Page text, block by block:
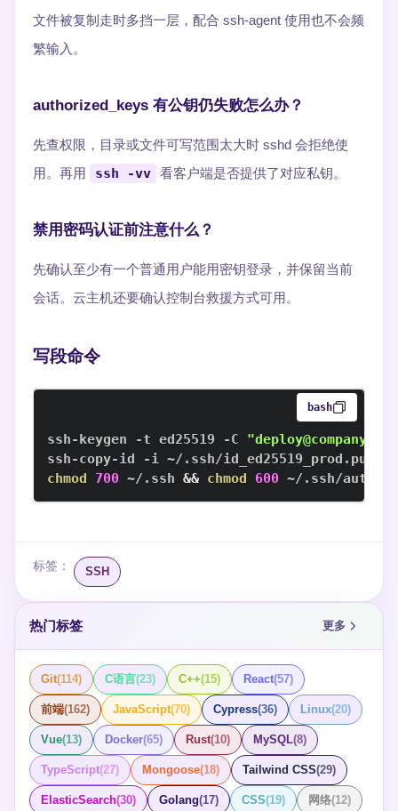
文件被复制走时多挡一层，配合 ssh-agent 使用也不会频
繁输入。
authorized_keys 有公钥仍失败怎么办？
先查权限，目录或文件可写范围太大时 sshd 会拒绝使
用。再用
ssh -vv 看客户端是否提供了对应私钥。
禁用密码认证前注意什么？
先确认至少有一个普通用户能用密钥登录，并保留当前
会话。云主机还要确认控制台救援方式可用。
写段命令
bash
ssh-keygen -t ed25519 -C "deploy@company"
chmod 700 ~/.ssh && chmod 600 ~/.ssh/
标签： SSH
热门标签 更多
Git(114) C语言(23) C++(15) React(57)
前端(162) JavaScript(70) Cypress(36) Linux(20)
Vue(13) Docker(65) Rust(10) MySQL(8)
TypeScript(27) Mongoose(18) Tailwind CSS(29)
ElasticSearch(30) Golang(17) CSS(19) 网络(12)